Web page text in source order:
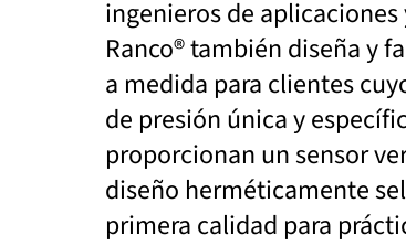
ingenieros de
Ranco® también diseña y
a medida para clientes
de presión única y
proporcionan un sensor
diseño herméticamente
primera calidad para